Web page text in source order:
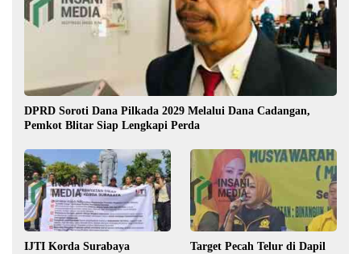
DPRD Soroti Dana Pilkada 2029 Melalui Dana Cadangan,
Pemkot Blitar Siap Lengkapi Perda
IJTI Korda Surabaya
Target Pecah Telur di Dapil